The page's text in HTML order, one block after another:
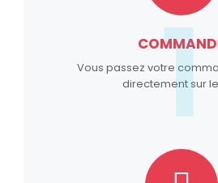
Vous passez votre
directement sur
1